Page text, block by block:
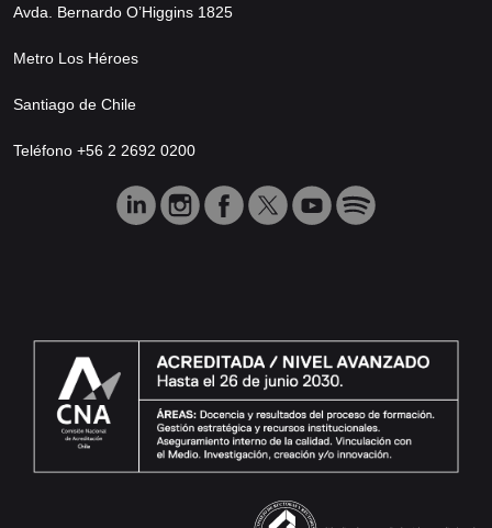
Avda. Bernardo O’Higgins 1825
Metro Los Héroes
Santiago de Chile
Teléfono +56 2 2692 0200